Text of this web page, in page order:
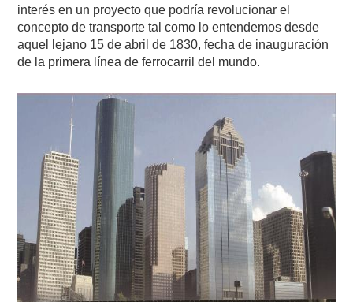
interés en un proyecto que podría revolucionar el
concepto de transporte tal como lo entendemos desde
aquel lejano 15 de abril de 1830, fecha de inauguración
de la primera línea de ferrocarril del mundo.